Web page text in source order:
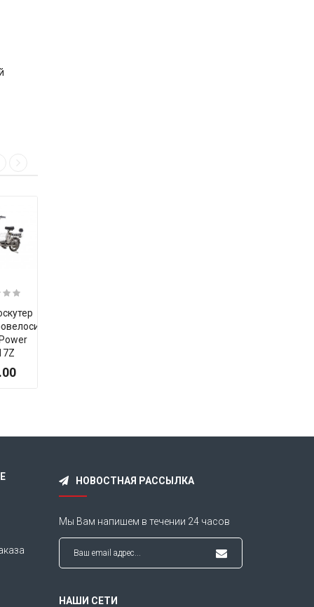
НОВОСТНАЯ РАССЫЛКА
Мы Вам напишем в течении 24 часов
НАШИ СЕТИ